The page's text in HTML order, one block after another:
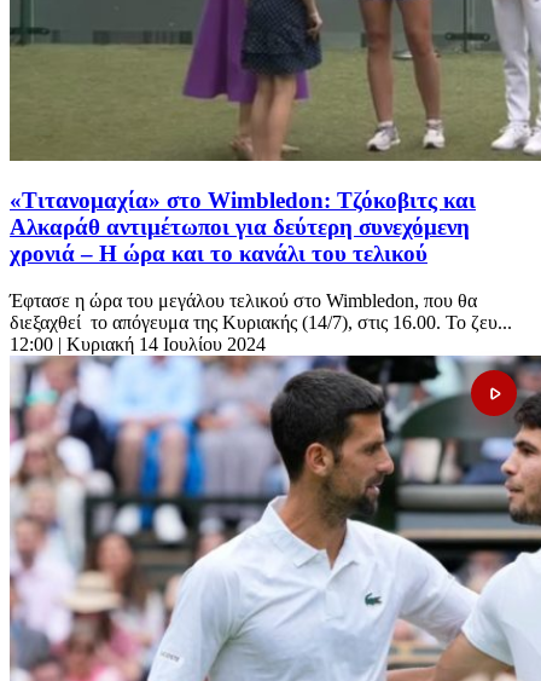
«Τιτανομαχία» στο Wimbledon: Τζόκοβιτς και
Αλκαράθ αντιμέτωποι για δεύτερη συνεχόμενη
χρονιά – Η ώρα και το κανάλι του τελικού
Έφτασε η ώρα του μεγάλου τελικού στο Wimbledon, που θα
διεξαχθεί το απόγευμα της Κυριακής (14/7), στις 16.00. Το ζευ...
12:00 | Κυριακή 14 Ιουλίου 2024